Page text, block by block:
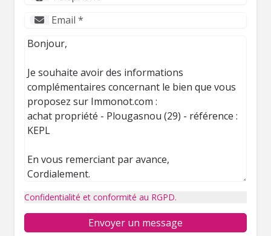
Confidentialité et conformité au RGPD.
Envoyer un message